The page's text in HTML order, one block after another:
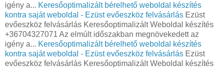
igény a... Keresőoptimalizált bérelhető weboldal készítés
kontra saját weboldal - Ezüst evőeszköz felvásárlás Ezüst
evőeszköz felvásárlás Keresőoptimalizált Weboldal készítés
+36704327071 Az elmúlt időszakban megnövekedett az
igény a... Keresőoptimalizált bérelhető weboldal készítés
kontra saját weboldal - Ezüst evőeszköz felvásárlás Ezüst
evőeszköz felvásárlás Keresőoptimalizált Weboldal készítés